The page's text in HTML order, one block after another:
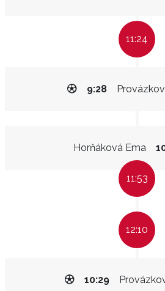
11:24
9:28
Horňáková Ema
11:53
12:10
10:29